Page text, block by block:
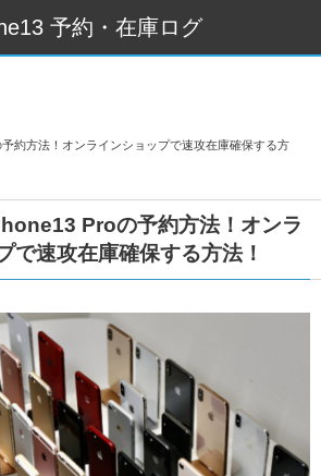
予約・在庫ログ
約方法！オンラインショップで速攻在庫確保する方
Proの予約方法！オンラ
で速攻在庫確保する方法！